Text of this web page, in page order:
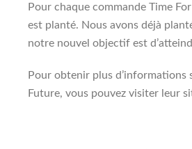
Pour chaque commande Time
est planté. Nous avons déjà
notre nouvel objectif est
Pour obtenir plus d’informations
Future, vous pouvez visiter leur